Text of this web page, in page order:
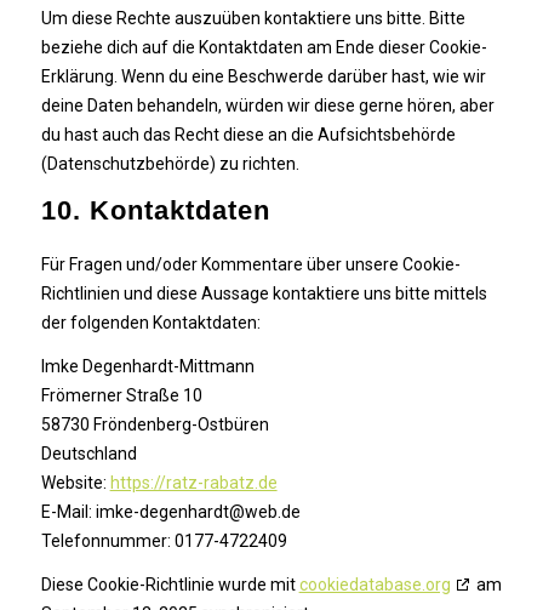
Um diese Rechte auszuüben kontaktiere uns bitte. Bitte
beziehe dich auf die Kontaktdaten am Ende dieser Cookie-
Erklärung. Wenn du eine Beschwerde darüber hast, wie wir
deine Daten behandeln, würden wir diese gerne hören, aber
du hast auch das Recht diese an die Aufsichtsbehörde
(Datenschutzbehörde) zu richten.
10. Kontaktdaten
Für Fragen und/oder Kommentare über unsere Cookie-
Richtlinien und diese Aussage kontaktiere uns bitte mittels
der folgenden Kontaktdaten:
Imke Degenhardt-Mittmann
Frömerner Straße 10
58730 Fröndenberg-Ostbüren
Deutschland
Website: https://ratz-rabatz.de
E-Mail: imke-degenhardt@web.de
Telefonnummer: 0177-4722409
Diese Cookie-Richtlinie wurde mitcookiedatabase.org
am